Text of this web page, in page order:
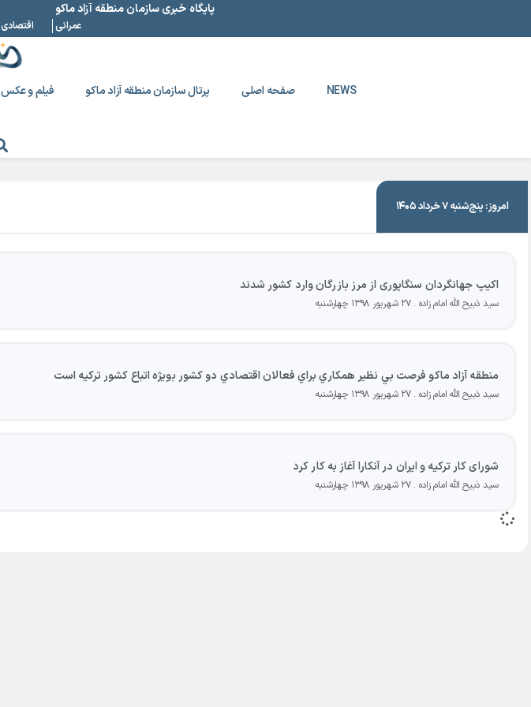
پایگاه خبری سازمان منطقه آزاد ماکو
عمرانی اقتصادی
NEWS صفحه اصلی پرتال سازمان منطقه آزاد ماکو فیلم و عکس
۲۷ شهریور ۱۳۹۸
امروز: پنج‌شنبه ۷ خرداد ۱۴۰۵
اکیپ جهانگردان سنگاپوری از مرز بازرگان وارد کشور شدند
سید ذبیح الله امام زاده ۲۷ شهریور ۱۳۹۸ چهارشنبه
منطقه آزاد ماكو فرصت بي نظير همكاري براي فعالان اقتصادي دو كشور بويژه اتباع كشور تركيه است
سید ذبیح الله امام زاده ۲۷ شهریور ۱۳۹۸ چهارشنبه
شورای کار ترکیه و ایران در آنکارا آغاز به کار کرد
سید ذبیح الله امام زاده ۲۷ شهریور ۱۳۹۸ چهارشنبه